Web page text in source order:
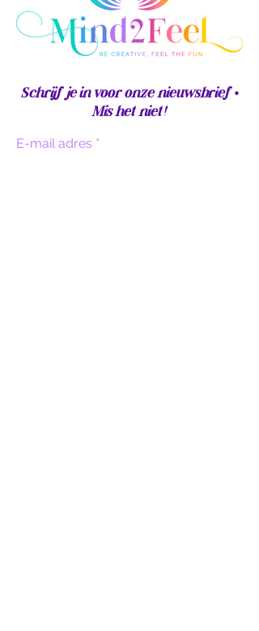
Schrijf je in voor onze nieuwsbrief •
Mis het niet!
E-mail adres